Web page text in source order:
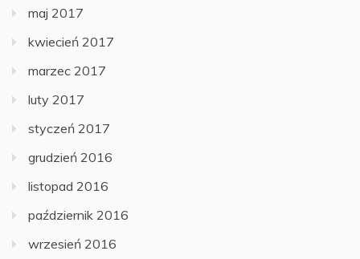
maj 2017
kwiecień 2017
marzec 2017
luty 2017
styczeń 2017
grudzień 2016
listopad 2016
październik 2016
wrzesień 2016